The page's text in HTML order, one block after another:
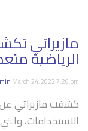
مازيراتي
الرياضية
March 24, 2022 7:26 pm
كشفت مازيراتي عن
الاستخدامات،